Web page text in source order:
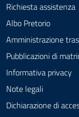
Richiesta assistenza
Albo Pretorio
Amministrazione
Pubblicazioni di
Informativa privacy
Note legali
Dichiarazione di